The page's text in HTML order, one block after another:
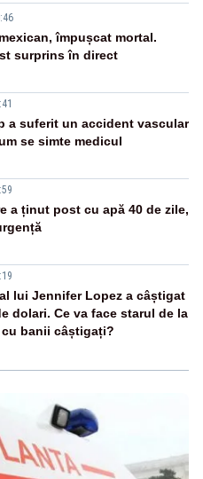
împușcat mortal.
surprins în direct
a suferit un accident vascular
se simte medicul
a ținut post cu apă 40 de zile,
lui Jennifer Lopez a câștigat
dolari. Ce va face starul de la
banii câștigați?